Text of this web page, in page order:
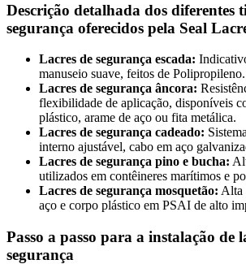
Descrição detalhada dos diferentes
segurança oferecidos pela Seal
Lacres de segurança escada:
manuseio suave, feitos de Polipropileno.
Lacres de segurança âncora:
flexibilidade de aplicação, disponíveis
plástico, arame de aço ou fita metálica.
Lacres de segurança cadeado:
interno ajustável, cabo em aço
Lacres de segurança pino e bucha:
utilizados em contêineres marítimos e
Lacres de segurança mosquetão: Alta
aço e corpo plástico em PSAI de alto
Passo a passo para a instalação de
segurança